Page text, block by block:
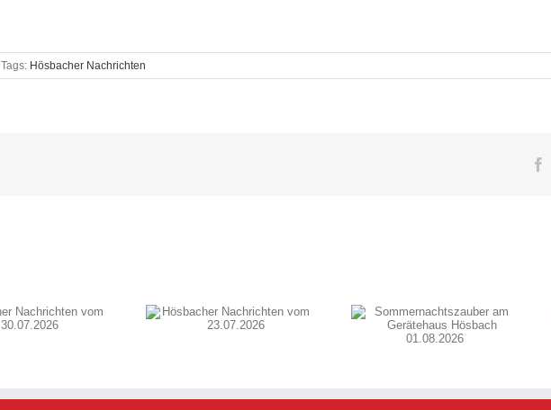
Tags: Hösbacher Nachrichten
Hösbacher Nachrichten
Sommernachtszauber
Hösbacher Nachrichten
vom 16.07.2026